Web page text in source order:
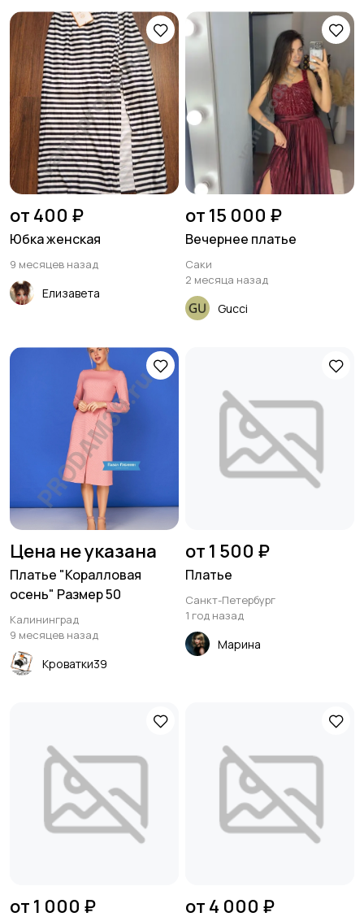
от 400 ₽
Юбка женская
9 месяцев назад
Елизавета
от 15 000 ₽
Вечернее платье
Саки
2 месяца назад
Gucci
Цена не указана
Платье "Коралловая
осень" Размер 50
Калининград
9 месяцев назад
Кроватки39
от 1 500 ₽
Платье
Санкт-Петербург
1 год назад
Марина
от 1 000 ₽ от 4 000 ₽